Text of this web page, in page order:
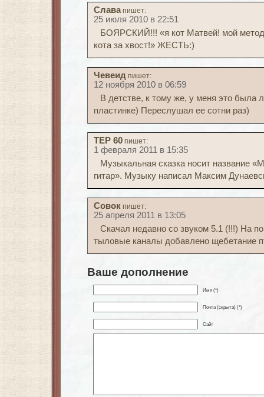
Слава пишет:
25 июля 2010 в 22:51
БОЯРСКИЙ!!! «я кот Матвей! мой метод
кота за хвост!» ЖЕСТЬ:)
Чевеид пишет:
12 ноября 2010 в 06:59
В детстве, к тому же, у меня это была
пластинке) Переслушал ее сотни раз)
TEP 60 пишет:
1 февраля 2011 в 15:35
Музыкальная сказка носит название
гитар». Музыку написал Максим
Совок пишет:
25 апреля 2011 в 13:05
Скачал недавно со звуком 5.1 (!!!) На
тыловые каналы добавлено щебетание
Ваше дополнение
Имя (*)
Почта (скрыта) (*)
Сайт